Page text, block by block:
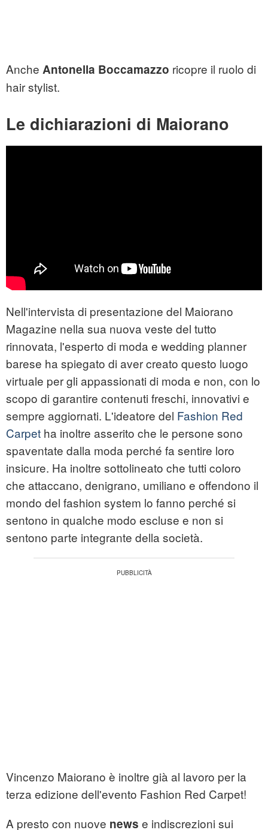
Anche Antonella Boccamazzo ricopre il ruolo di
hair stylist.
Le dichiarazioni di Maiorano
Nell'intervista di presentazione del Maiorano
Magazine nella sua nuova veste del tutto
rinnovata, l'esperto di moda e wedding planner
barese ha spiegato di aver creato questo luogo
virtuale per gli appassionati di moda e non, con lo
scopo di garantire contenuti freschi, innovativi e
sempre aggiornati. L'ideatore del Fashion Red
Carpet ha inoltre asserito che le persone sono
spaventate dalla moda perché fa sentire loro
insicure. Ha inoltre sottolineato che tutti coloro
che attaccano, denigrano, umiliano e offendono il
mondo del fashion system lo fanno perché si
sentono in qualche modo escluse e non si
sentono parte integrante della società.
Vincenzo Maiorano è inoltre già al lavoro per la
terza edizione dell'evento Fashion Red Carpet!
A presto con nuove news e indiscrezioni sui